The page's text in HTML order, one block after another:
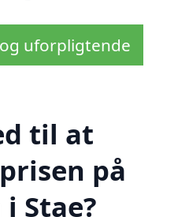
uforpligtende
til at
på
Stae?